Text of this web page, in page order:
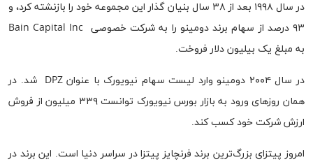
در سال ۱۹۹۸ بعد از ۳۸ سال بنیان گذار این مجموعه خود را بازنشته کرد، و
۹۳ درصد از سهام برند دومینو را به شرکت خصوصی Bain Capital Inc
به مبلغ یک بیلیون دلار فروخت.
در سال ۲۰۰۴ دومینو وارد لیست سهام نیویورک با عنوان DPZ شد. در
همان روزهای ورود به بازار بورس نیویورک توانست ۳۳۹ میلیون از فروش
ارزش شرکت خود کسب کند.
امروز پیتزای بزرگ‌ترین برند فرنچایز پیتزا در سراسر دنیا است. این برند در